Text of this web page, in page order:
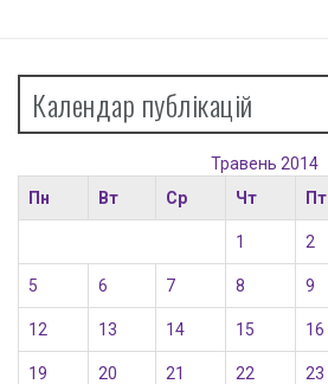
Календар публікацій
Травень 2014
Пн
Вт Ср Чт Пт
1 2
5 6 7 8 9
12 13 14 15 16
19 20 21 22 23